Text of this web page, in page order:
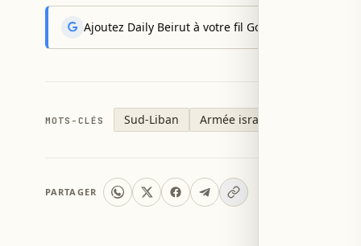
Ajoutez Daily Beirut à votre fil Google News pour
MOTS-CLÉS Sud-Liban Armée israélienne
PARTAGER